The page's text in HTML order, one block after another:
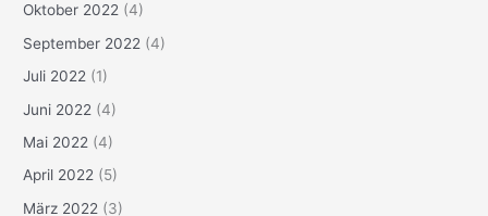
Oktober 2022 (4)
September 2022 (4)
Juli 2022 (1)
Juni 2022 (4)
Mai 2022 (4)
April 2022 (5)
März 2022 (3)